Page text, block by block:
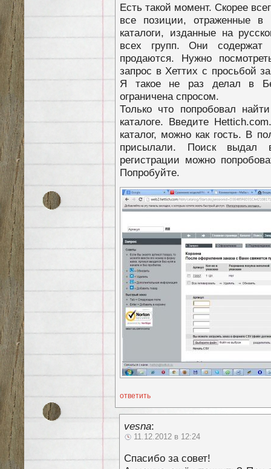
Есть такой момент. Скорее
все позиции, отраженные в
каталоги, изданные на
всех групп. Они
продаются. Нужно
запрос в Хеттих с просьбой
Я такое не раз делал в
ограничена спросом.
Только что попробовал
каталоге. Введите
каталог, можно как гость. В
присылали. Поиск
регистрации можно
Попробуйте.
ответить
vesna:
11.12.2012 в 12:24
Спасибо за совет!